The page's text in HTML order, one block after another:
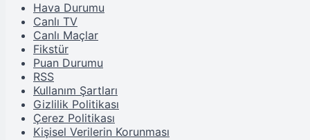
Hava Durumu
Canlı TV
Canlı Maçlar
Fikstür
Puan Durumu
RSS
Kullanım Şartları
Gizlilik Politikası
Çerez Politikası
Kişisel Verilerin Korunması